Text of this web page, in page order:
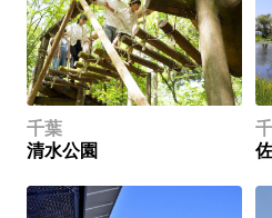
千葉
清水公園